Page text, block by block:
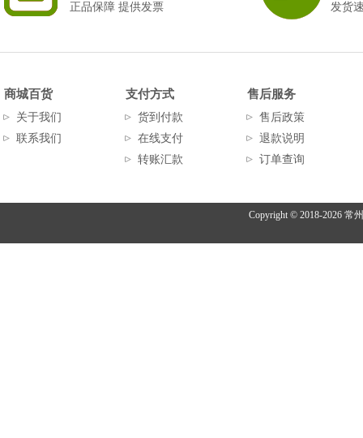
正品保障 提供发票 发货
商城百货
关于我们
联系我们
支付方式
货到付款
在线支付
转账汇款
售后服务
售后政策
退款说明
订单查询
Copyright © 2018-2026 常